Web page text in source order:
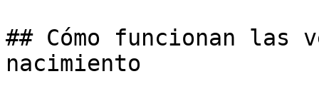
## Cómo funcionan las
nacimiento